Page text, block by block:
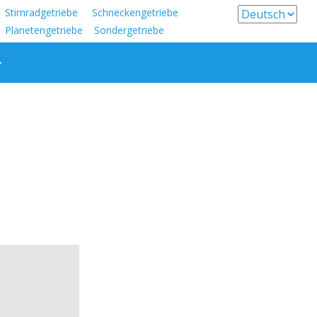
Stirnradgetriebe Schneckengetriebe
Planetengetriebe Sondergetriebe